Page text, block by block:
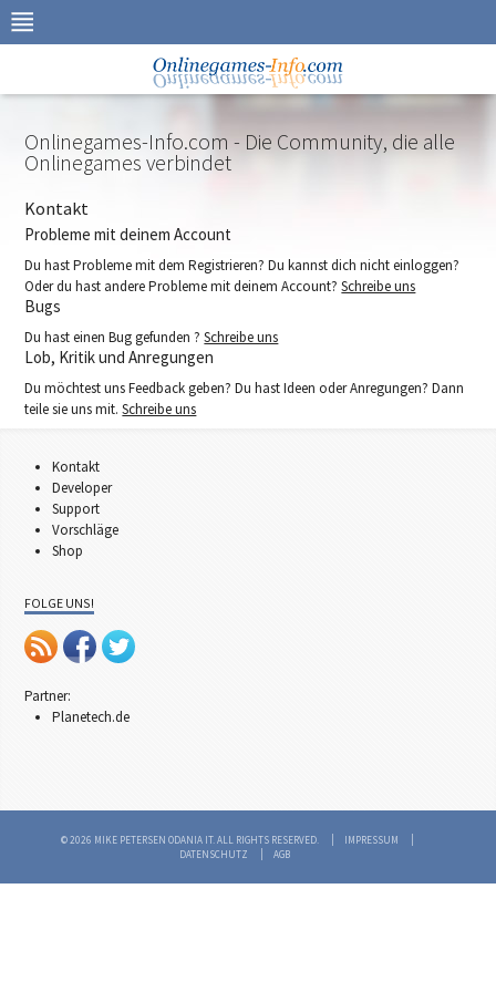
Zur
Navigation
Inhalt
Onlinegames-Info.com - Die Community, die alle
Onlinegames verbindet
Kontakt
Probleme mit deinem Account
Du hast Probleme mit dem Registrieren? Du kannst dich nicht einloggen?
Oder du hast andere Probleme mit deinem Account?Schreibe uns
Bugs
Du hast einen Bug gefunden ?Schreibe uns
Lob, Kritik und Anregungen
Du möchtest uns Feedback geben? Du hast Ideen oder Anregungen? Dann
teile sie uns mit.Schreibe uns
Kontakt
Developer
Support
Vorschläge
Shop
FOLGE UNS!
Partner:
Planetech.de
© 2026 MIKE PETERSEN ODANIA IT. ALL RIGHTS RESERVED.
IMPRESSUM
DATENSCHUTZ
AGB